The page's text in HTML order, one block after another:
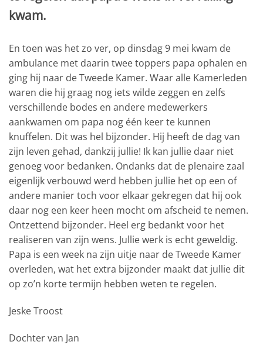
kwam.
En toen was het zo ver, op dinsdag 9 mei kwam de
ambulance met daarin twee toppers papa ophalen en
ging hij naar de Tweede Kamer. Waar alle Kamerleden
waren die hij graag nog iets wilde zeggen en zelfs
verschillende bodes en andere medewerkers
aankwamen om papa nog één keer te kunnen
knuffelen. Dit was hel bijzonder. Hij heeft de dag van
zijn leven gehad, dankzij jullie! Ik kan jullie daar niet
genoeg voor bedanken. Ondanks dat de plenaire zaal
eigenlijk verbouwd werd hebben jullie het op een of
andere manier toch voor elkaar gekregen dat hij ook
daar nog een keer heen mocht om afscheid te nemen.
Ontzettend bijzonder. Heel erg bedankt voor het
realiseren van zijn wens. Jullie werk is echt geweldig.
Papa is een week na zijn uitje naar de Tweede Kamer
overleden, wat het extra bijzonder maakt dat jullie dit
op zo’n korte termijn hebben weten te regelen.
Jeske Troost
Dochter van Jan